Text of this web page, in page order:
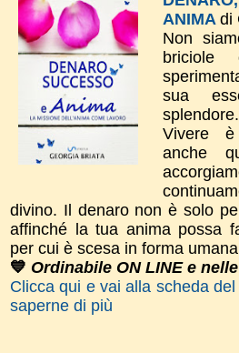
ANIMA di
Non
sua
splendore.
Vivere
anche
divino. Il denaro non è solo
affinché la tua anima possa
per cui è scesa in forma
💙 Ordinabile ON LINE e
Clicca qui e vai alla scheda
saperne di più